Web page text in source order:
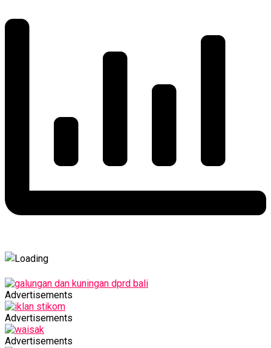
Advertisements
Advertisements
Advertisements